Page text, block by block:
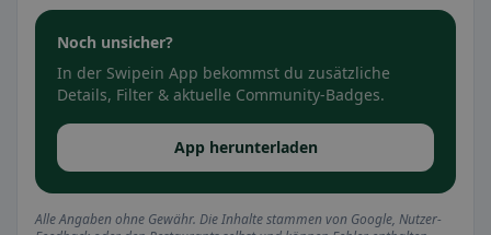
Noch unsicher?
In der Swipein App bekommst du zusätzliche
Details, Filter & aktuelle Community-Badges.
App herunterladen
Alle Angaben ohne Gewähr. Die Inhalte stammen von Google, Nutzer-